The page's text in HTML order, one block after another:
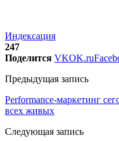
Индексация
247
Поделится VKOK.ru
Предыдущая запись
Performance-маркетинг
всех живых
Следующая запись